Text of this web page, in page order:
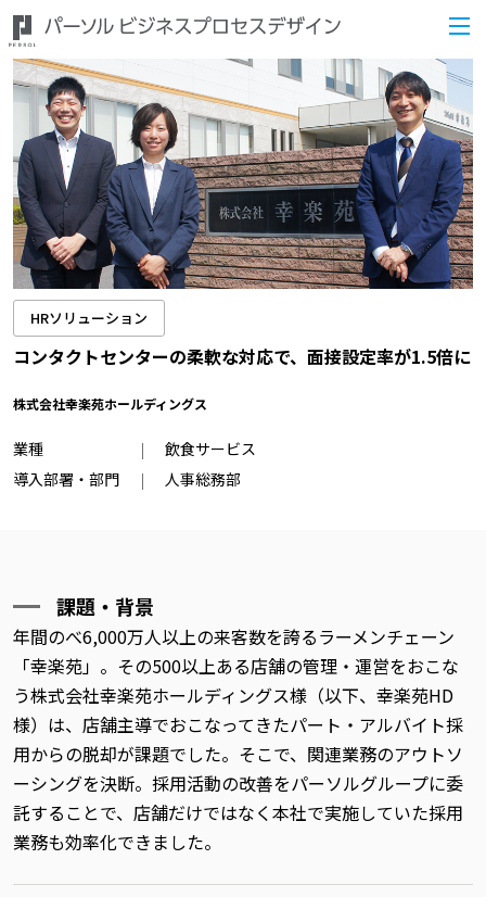
HRソリューション
コンタクトセンターの柔軟な対応で、面接設定率が1.5倍に
株式会社幸楽苑ホールディングス
業種
飲食サービス
導入部署・部門
人事総務部
課題・背景
年間のべ6,000万人以上の来客数を誇るラーメンチェーン
「幸楽苑」。その500以上ある店舗の管理・運営をおこな
う株式会社幸楽苑ホールディングス様（以下、幸楽苑HD
様）は、店舗主導でおこなってきたパート・アルバイト採
用からの脱却が課題でした。そこで、関連業務のアウトソ
ーシングを決断。採用活動の改善をパーソルグループに委
託することで、店舗だけではなく本社で実施していた採用
業務も効率化できました。